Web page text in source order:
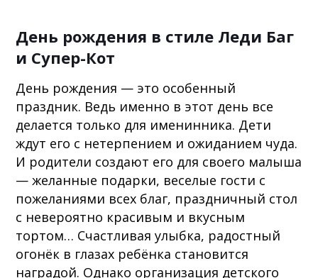
День рождения в стиле Леди Баг
и Супер-Кот
День рождения — это особенный
праздник. Ведь именно в этот день все
делается только для именинника. Дети
ждут его с нетерпением и ожиданием чуда.
И родители создают его для своего малыша
— желанные подарки, веселые гости с
пожеланиями всех благ, праздничный стол
с невероятно красивым и вкусным
тортом… Счастливая улыбка, радостный
огонёк в глазах ребёнка становится
наградой. Однако организация детского